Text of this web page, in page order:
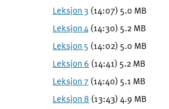
Leksjon 3 (14:07) 5.0 MB
Leksjon 4(14:30) 5.2 MB
Leksjon 5 (14:02) 5.0 MB
Leksjon 6 (14:41) 5.2 MB
Leksjon 7 (14:40) 5.1 MB
Leksjon 8 (13:43) 4.9 MB